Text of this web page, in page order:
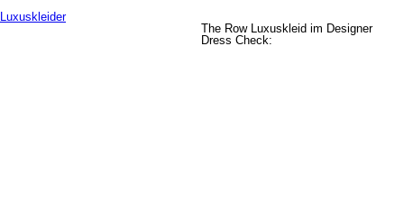
Luxuskleider
The Row Luxuskleid im Designer
Dress Check: